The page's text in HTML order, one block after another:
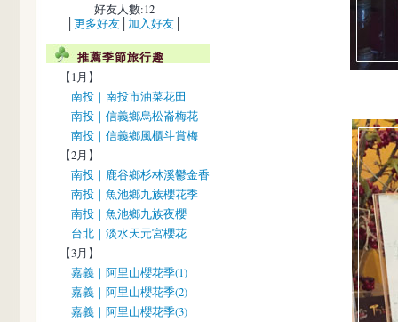
好友人數:12
更多好友 加入好友
推薦季節旅行趣
【1月】
南投｜南投市油菜花田
南投｜信義鄉烏松崙梅花
南投｜信義鄉風櫃斗賞梅
【2月】
南投｜鹿谷鄉杉林溪鬱金香
南投｜魚池鄉九族櫻花季
南投｜魚池鄉九族夜櫻
台北｜淡水天元宮櫻花
【3月】
嘉義｜阿里山櫻花季(1)
嘉義｜阿里山櫻花季(2)
嘉義｜阿里山櫻花季(3)